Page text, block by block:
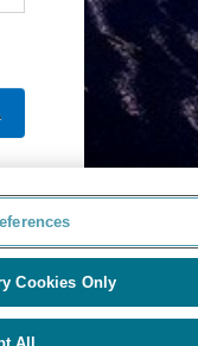
Cookies Only